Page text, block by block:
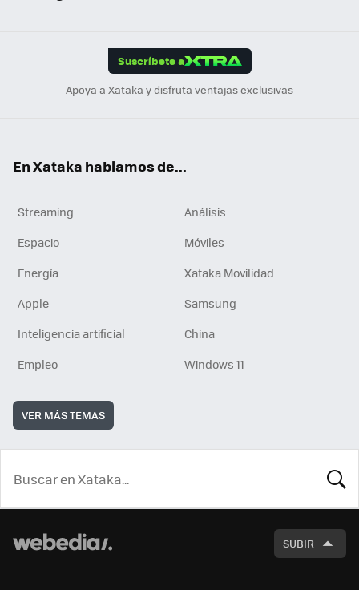
Suscríbete a
Apoya a Xataka y disfruta ventajas exclusivas
En Xataka hablamos de...
Streaming
Análisis
Espacio
Móviles
Energía
Xataka Movilidad
Apple
Samsung
Inteligencia artificial
China
Empleo
Windows 11
VER MÁS TEMAS
SUBIR